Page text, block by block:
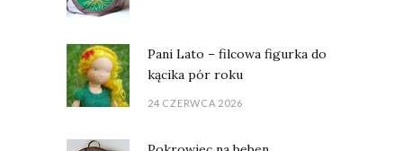
Pani Lato – filcowa figurka do
kącika pór roku
24 CZERWCA 2026